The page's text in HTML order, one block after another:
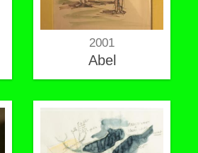
2001
Abel